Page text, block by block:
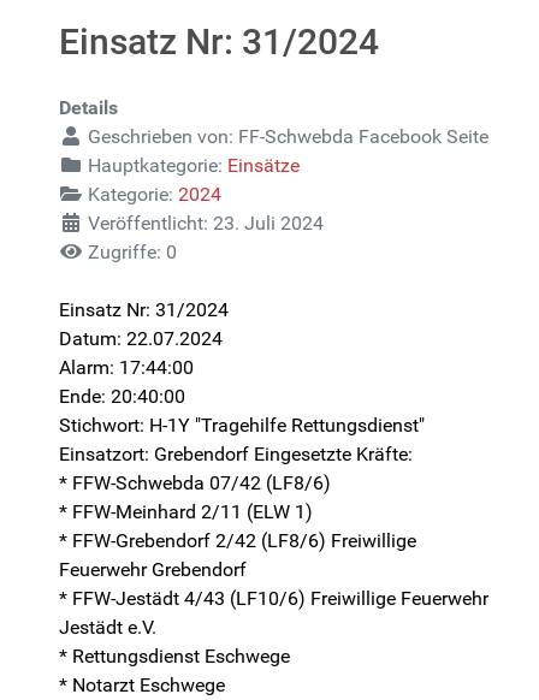
Einsatz Nr: 31/2024
Details
Geschrieben von: FF-Schwebda Facebook Seite
Hauptkategorie: Einsätze
Kategorie: 2024
Veröffentlicht: 23. Juli 2024
Zugriffe: 0
Einsatz Nr: 31/2024
Datum: 22.07.2024
Alarm: 17:44:00
Ende: 20:40:00
Stichwort: H-1Y "Tragehilfe Rettungsdienst"
Einsatzort: Grebendorf Eingesetzte Kräfte:
* FFW-Schwebda 07/42 (LF8/6)
* FFW-Meinhard 2/11 (ELW 1)
* FFW-Grebendorf 2/42 (LF8/6) Freiwillige
Feuerwehr Grebendorf
* FFW-Jestädt 4/43 (LF10/6) Freiwillige Feuerwehr
Jestädt e.V.
* Rettungsdienst Eschwege
* Notarzt Eschwege